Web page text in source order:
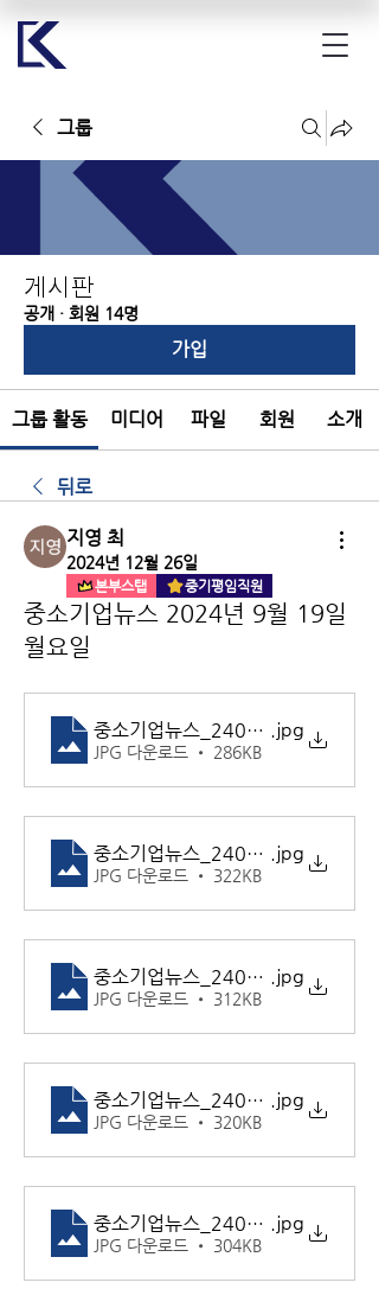
그룹
게시판
공개 · 회원 14명
가입
그룹 활동 미디어 파일 회원 소개
뒤로
지영 최
2024년 12월 26일
본부스탭 중기평임직원
중소기업뉴스 2024년 9월 19일
월요일
중소기업뉴스_240919_1
.jpg
JPG 다운로드 • 286KB
중소기업뉴스_240919_2
.jpg
JPG 다운로드 • 322KB
중소기업뉴스_240919_3
.jpg
JPG 다운로드 • 312KB
중소기업뉴스_240919_4
.jpg
JPG 다운로드 • 320KB
중소기업뉴스_240919_5
.jpg
JPG 다운로드 • 304KB